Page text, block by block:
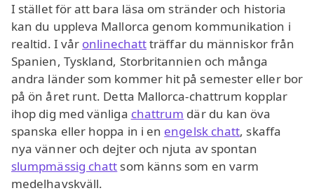
I stället för att bara läsa om stränder och historia
kan du uppleva Mallorca genom kommunikation i
realtid. I vår onlinechattträffar du människor från
Spanien, Tyskland, Storbritannien och många
andra länder som kommer hit på semester eller bor
på ön året runt. Detta Mallorca-chattrum kopplar
ihop dig med vänliga chattrum där du kan öva
spanska eller hoppa in i en engelsk chatt, skaffa
nya vänner och dejter och njuta av spontan
slumpmässig chatt som känns som en varm
medelhavskväll.